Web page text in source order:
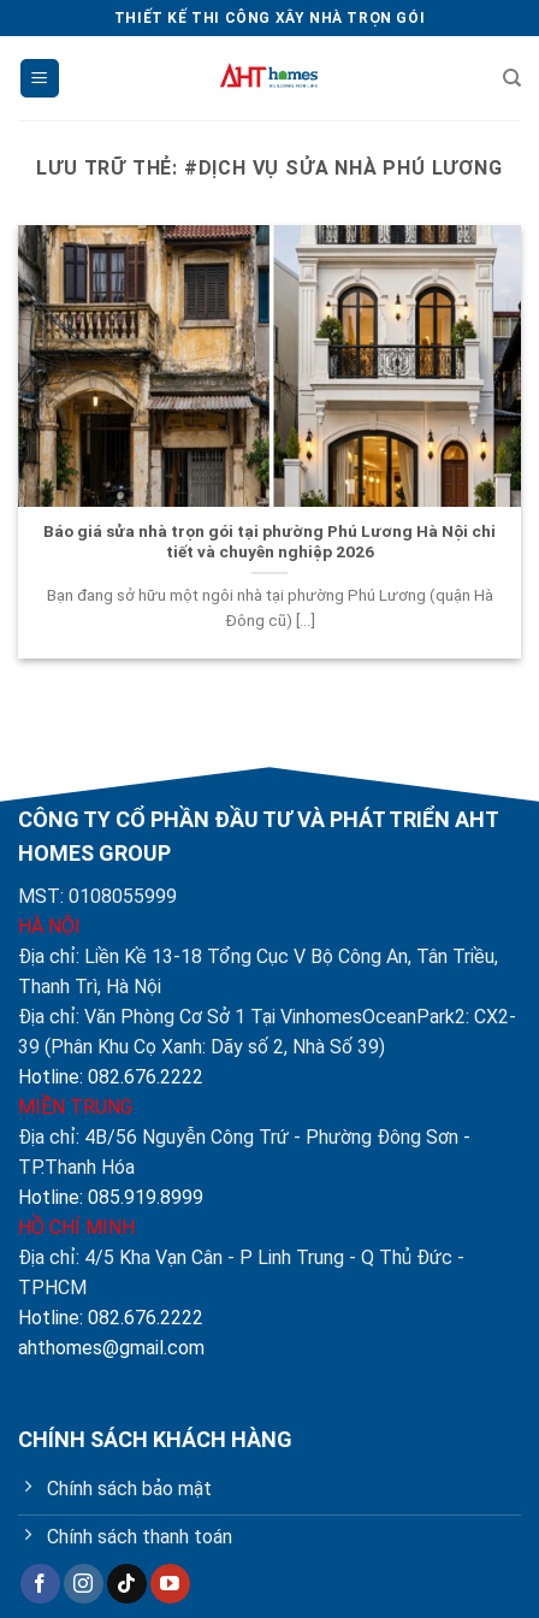
dung
THIẾT KẾ THI CÔNG XÂY NHÀ TRỌN GÓI
LƯU TRỮ THẺ: #DỊCH VỤ SỬA NHÀ PHÚ LƯƠNG
Báo giá sửa nhà trọn gói tại phường Phú Lương Hà Nội chi
tiết và chuyên nghiệp 2026
Bạn đang sở hữu một ngôi nhà tại phường Phú Lương (quận Hà
Đông cũ) [...]
CÔNG TY CỔ PHẦN ĐẦU TƯ VÀ PHÁT TRIỂN AHT
HOMES GROUP
MST: 0108055999
HÀ NỘI
Địa chỉ: Liền Kề 13-18 Tổng Cục V Bộ Công An, Tân Triều,
Thanh Trì, Hà Nội
Địa chỉ: Văn Phòng Cơ Sở 1 Tại VinhomesOceanPark2: CX2-
39 (Phân Khu Cọ Xanh: Dãy số 2, Nhà Số 39)
Hotline: 082.676.2222
MIỀN TRUNG
Địa chỉ: 4B/56 Nguyễn Công Trứ - Phường Đông Sơn -
TP.Thanh Hóa
Hotline: 085.919.8999
HỒ CHÍ MINH
Địa chỉ: 4/5 Kha Vạn Cân - P Linh Trung - Q Thủ Đức -
TPHCM
Hotline: 082.676.2222
ahthomes@gmail.com
CHÍNH SÁCH KHÁCH HÀNG
Chính sách bảo mật
Chính sách thanh toán